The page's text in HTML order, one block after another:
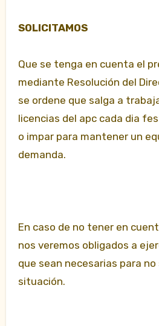
SOLICITAMOS
Que se tenga en cuenta el
mediante Resolución del
se ordene que salga a
licencias del apc cada dia
o impar para mantener un
demanda.
En caso de no tener en
nos veremos obligados a
que sean necesarias para
situación.